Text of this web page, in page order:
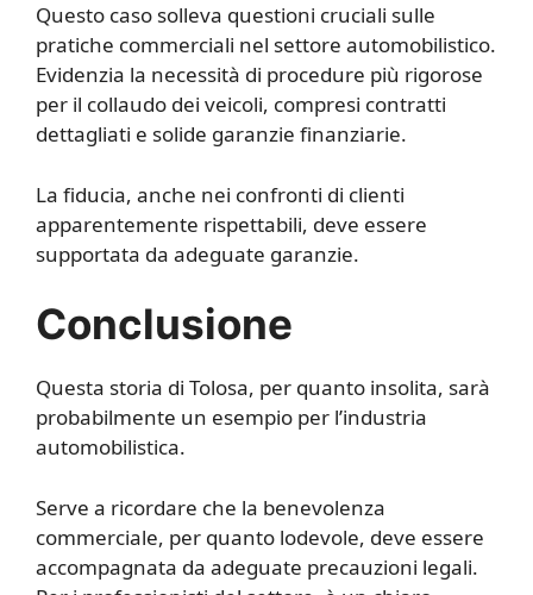
Questo caso solleva questioni cruciali sulle
pratiche commerciali nel settore automobilistico.
Evidenzia la necessità di procedure più rigorose
per il collaudo dei veicoli, compresi contratti
dettagliati e solide garanzie finanziarie.
La fiducia, anche nei confronti di clienti
apparentemente rispettabili, deve essere
supportata da adeguate garanzie.
Conclusione
Questa storia di Tolosa, per quanto insolita, sarà
probabilmente un esempio per l’industria
automobilistica.
Serve a ricordare che la benevolenza
commerciale, per quanto lodevole, deve essere
accompagnata da adeguate precauzioni legali.